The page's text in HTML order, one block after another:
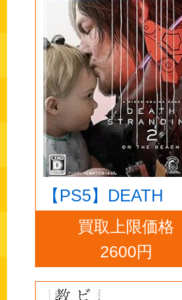
【PS5】DEATH
STRANDING 2: ON
THE BEACH
買取上限価格
2600円